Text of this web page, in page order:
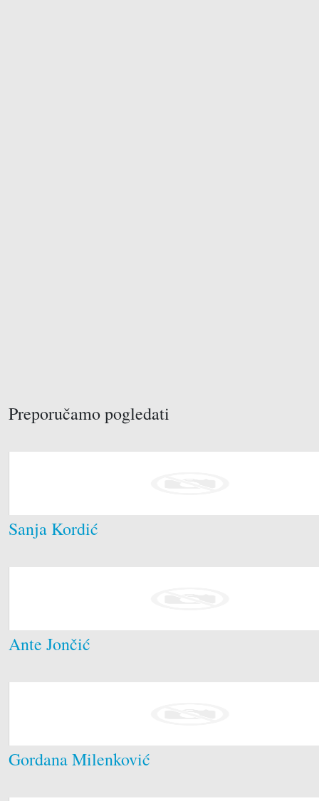
Preporučamo pogledati
Sanja Kordić
Ante Jončić
Gordana Milenković